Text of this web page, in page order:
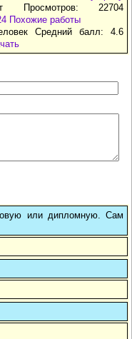
Просмотров: 22704
Похожие работы
Средний балл: 4.6
или дипломную. Сам